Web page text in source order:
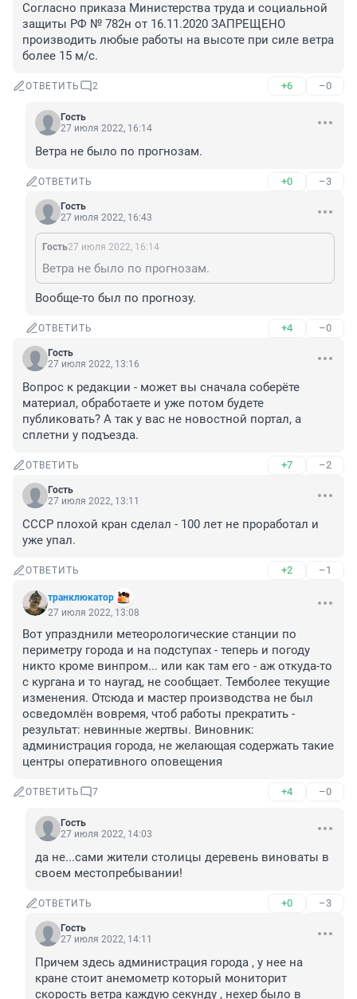
Согласно приказа Министерства труда и социальной
защиты РФ № 782н от 16.11.2020 ЗАПРЕЩЕНО
производить любые работы на высоте при силе ветра
более 15 м/с.
ОТВЕТИТЬ 2 +6 –0
Гость
27 июля 2022, 16:14
Ветра не было по прогнозам.
ОТВЕТИТЬ +0 –3
Гость
27 июля 2022, 16:43
Гость27 июля 2022, 16:14
Ветра не было по прогнозам.
Вообще-то был по прогнозу.
ОТВЕТИТЬ +4 –0
Гость
27 июля 2022, 13:16
Вопрос к редакции - может вы сначала соберёте
материал, обработаете и уже потом будете
публиковать? А так у вас не новостной портал, а
сплетни у подъезда.
ОТВЕТИТЬ +7 –2
Гость
27 июля 2022, 13:11
СССР плохой кран сделал - 100 лет не проработал и
уже упал.
ОТВЕТИТЬ +2 –1
транклюкатор
27 июля 2022, 13:08
Вот упразднили метеорологические станции по
периметру города и на подступах - теперь и погоду
никто кроме винпром... или как там его - аж откуда-то
с кургана и то наугад, не сообщает. Темболее текущие
изменения. Отсюда и мастер производства не был
осведомлён вовремя, чтоб работы прекратить -
результат: невинные жертвы. Виновник:
администрация города, не желающая содержать такие
центры оперативного оповещения
ОТВЕТИТЬ 7 +4 –0
Гость
27 июля 2022, 14:03
да не...сами жители столицы деревень виноваты в
своем местопребывании!
ОТВЕТИТЬ +0 –3
Гость
27 июля 2022, 14:11
Причем здесь администрация города , у нее на
кране стоит анемометр который мониторит
скорость ветра каждую секунду , нехер было в